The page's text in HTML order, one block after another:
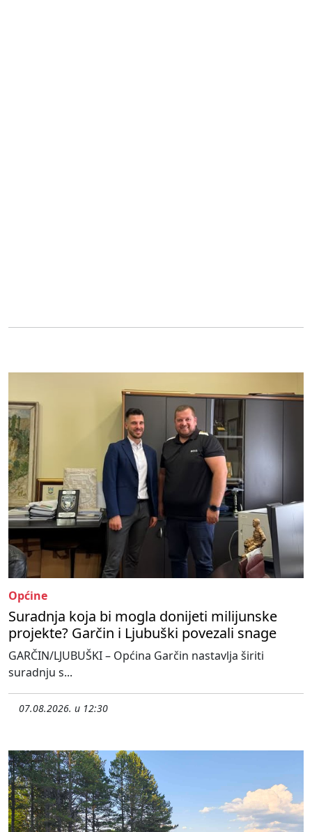
Općine
Suradnja koja bi mogla donijeti milijunske
projekte? Garčin i Ljubuški povezali snage
GARČIN/LJUBUŠKI – Općina Garčin nastavlja širiti
suradnju s...
07.08.2026. u 12:30